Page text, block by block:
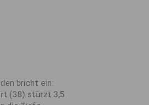
bricht ein:
(38) stürzt 3,5